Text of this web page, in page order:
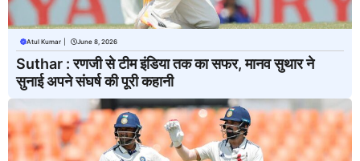
Atul Kumar June 8, 2026
Suthar : रणजी से टीम इंडिया तक का सफर, मानव सुथार ने
सुनाई अपने संघर्ष की पूरी कहानी